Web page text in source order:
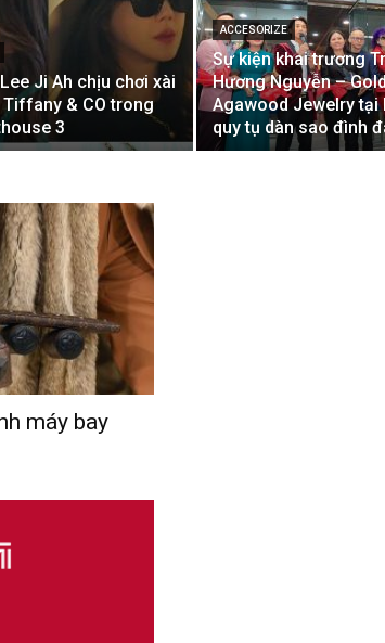
Ji Ah chịu chơi xài
& CO trong
3
ACCESORIZE
Sự kiện khai trương
Hương Nguyễn –
Agawood Jewelry tại
quy tụ dàn sao đình
máy bay